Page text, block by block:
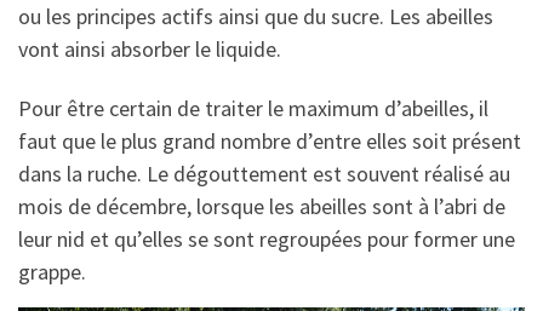
ou les principes actifs ainsi que du sucre. Les abeilles
vont ainsi absorber le liquide.
Pour être certain de traiter le maximum d’abeilles, il
faut que le plus grand nombre d’entre elles soit présent
dans la ruche. Le dégouttement est souvent réalisé au
mois de décembre, lorsque les abeilles sont à l’abri de
leur nid et qu’elles se sont regroupées pour former une
grappe.